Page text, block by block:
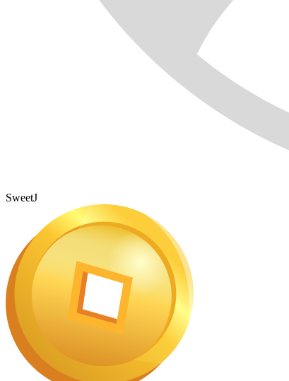
SweetJ